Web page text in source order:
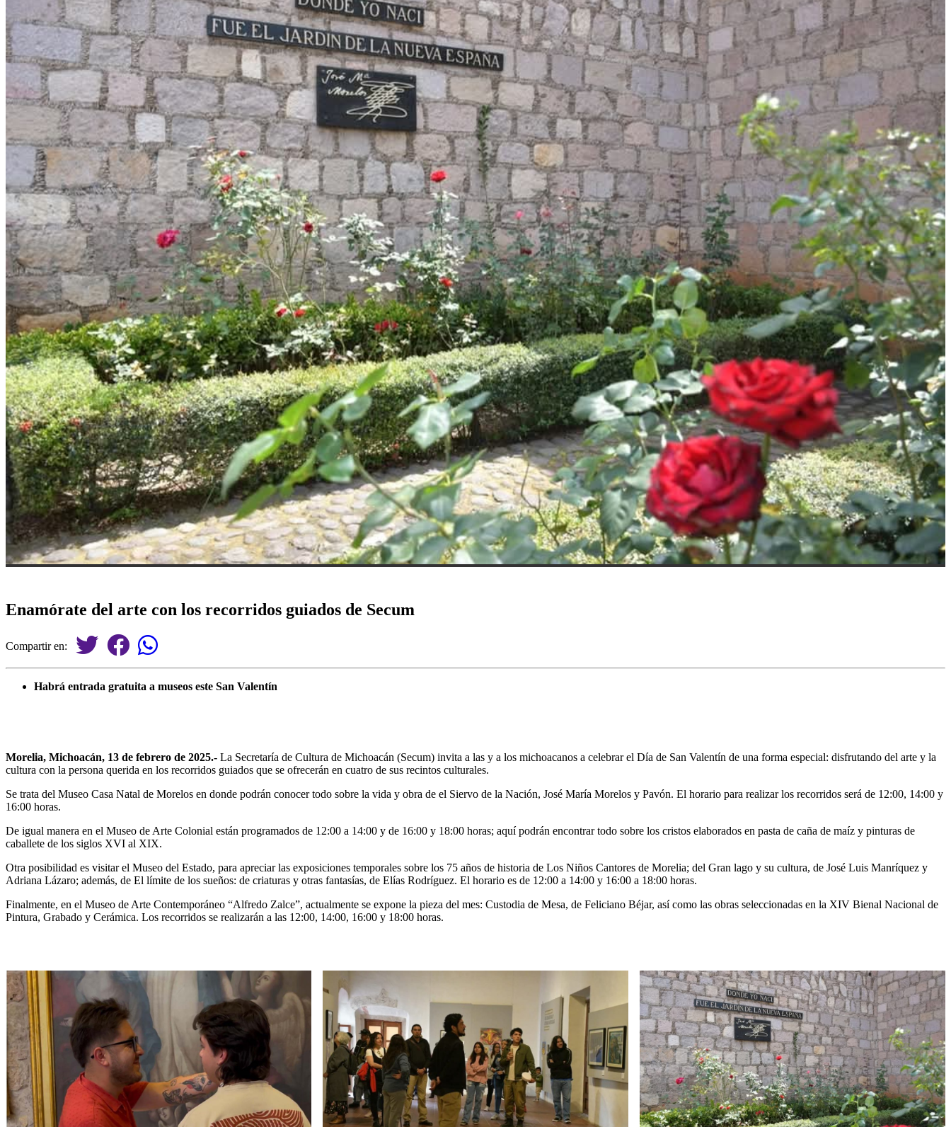
Enamórate del arte con los recorridos guiados de Secum
Compartir en:
Habrá entrada gratuita a museos este San Valentín
Morelia, Michoacán, 13 de febrero de 2025.- La Secretaría de Cultura de Michoacán (Secum) invita a las y a los michoacanos a celebrar el Día de San Valentín de una forma especial: disfrutando del arte y la
cultura con la persona querida en los recorridos guiados que se ofrecerán en cuatro de sus recintos culturales.
Se trata del Museo Casa Natal de Morelos en donde podrán conocer todo sobre la vida y obra de el Siervo de la Nación, José María Morelos y Pavón. El horario para realizar los recorridos será de 12:00, 14:00 y
16:00 horas.
De igual manera en el Museo de Arte Colonial están programados de 12:00 a 14:00 y de 16:00 y 18:00 horas; aquí podrán encontrar todo sobre los cristos elaborados en pasta de caña de maíz y pinturas de
caballete de los siglos XVI al XIX.
Otra posibilidad es visitar el Museo del Estado, para apreciar las exposiciones temporales sobre los 75 años de historia de Los Niños Cantores de Morelia; del Gran lago y su cultura, de José Luis Manríquez y
Adriana Lázaro; además, de El límite de los sueños: de criaturas y otras fantasías, de Elías Rodríguez. El horario es de 12:00 a 14:00 y 16:00 a 18:00 horas.
Finalmente, en el Museo de Arte Contemporáneo “Alfredo Zalce”, actualmente se expone la pieza del mes: Custodia de Mesa, de Feliciano Béjar, así como las obras seleccionadas en la XIV Bienal Nacional de
Pintura, Grabado y Cerámica. Los recorridos se realizarán a las 12:00, 14:00, 16:00 y 18:00 horas.